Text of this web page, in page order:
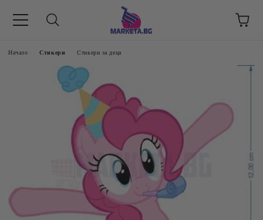
8 -17 ч/
Начало Стикери Стикери за деца